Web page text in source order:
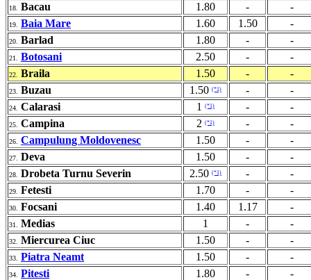
18. Bacau 1.80 - -
19. Baia Mare 1.60 1.50 -
20. Barlad 1.80 - -
21. Botosani 2.50 - -
22. Braila 1.50 - -
23. Buzau 1.50 (*1) - -
24. Calarasi 1 (*1) - -
25. Campina 2 (*1) - -
26. Campulung Moldovenesc 1.50 - -
27. Deva 1.50 - -
28. Drobeta Turnu Severin 2.50 (*1) - -
29. Fetesti 1.70 - -
30. Focsani 1.40 1.17 -
31. Medias 1 - -
32. Miercurea Ciuc 1.50 - -
33. Piatra Neamt 1.50 - -
34. Pitesti 1.80 - -